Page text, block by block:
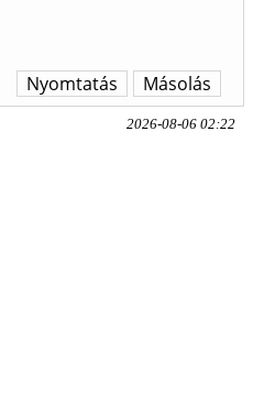
Másolás
Nyomtatás
2026-08-06 02:22